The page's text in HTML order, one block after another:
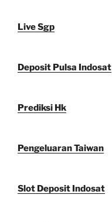
Live Sgp
Deposit Pulsa Indosat
Prediksi Hk
Pengeluaran Taiwan
Slot Deposit Indosat